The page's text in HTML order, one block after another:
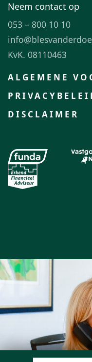
Neem contact op
053 – 800 10 10
KvK. 08110463
ALGEMENE
DISCLAIMER